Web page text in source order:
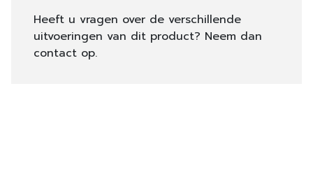
Heeft u vragen over de verschillende
uitvoeringen van dit product? Neem dan
contact op.